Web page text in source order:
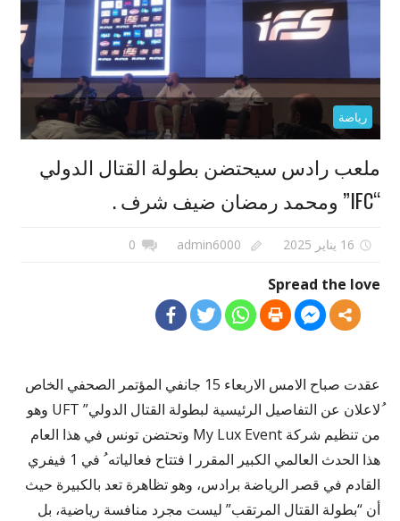
رياضة
ملعب رادس سيحتضن بطولة القتال الدولي
“IFC” ومحمد رمضان ضيف شرف .
16 يناير 2025 admin6000
0
Spread the love
عقدت صباح الامس الاربعاء 15 جانفي المؤتمر الصحفي الخاص
ُلاعلان عن التفاصيل الرئيسية لبطولة القتال الدولي” UFT وهو
من تنظيم شركة My Lux Event وتحتضن تونس في هذا العام
هذا الحدث العالمي الكبير المقرر ا فتتاح فعالياته ُ في 1 فيفري
القادم في قصر الرياضة برادس، وهو تظاهرة تعد بالكبيرة حيث
أن “بطولة القتال المرتقب” ليست مجرد منافسة رياضية، بل